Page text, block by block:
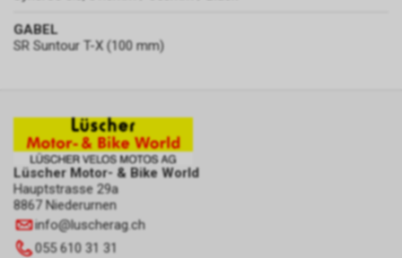
GABEL
SR Suntour T-X (100 mm)
Lüscher Motor- & Bike World
Hauptstrasse 29a
8867 Niederurnen
info@luscherag.ch
055 610 31 31